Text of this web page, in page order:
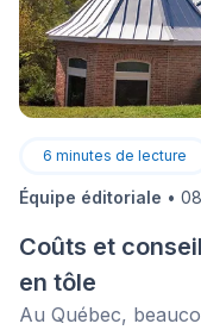
6 minutes de lecture
Équipe éditoriale •
Coûts et
en tôle
Au Québec,